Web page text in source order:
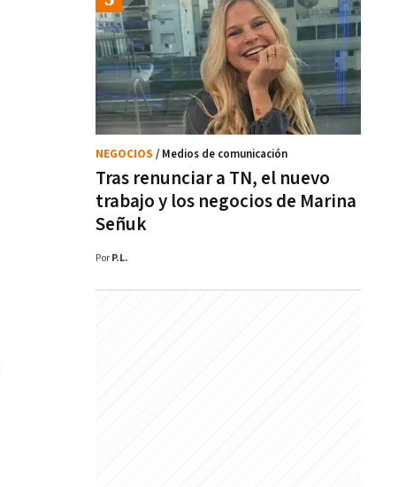
Tras renunciar a TN, el nuevo
trabajo y los negocios de Marina
Señuk
NEGOCIOS / Medios de comunicación
Por P.L.